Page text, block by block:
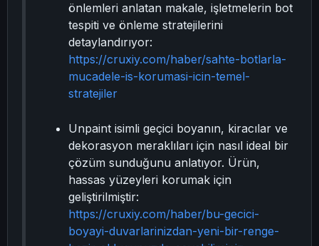
önlemleri anlatan makale, işletmelerin bot
tespiti ve önleme stratejilerini
detaylandırıyor:
https://cruxiy.com/haber/sahte-botlarla-
mucadele-is-korumasi-icin-temel-
stratejiler
Unpaint isimli geçici boyanın, kiracılar ve
dekorasyon meraklıları için nasıl ideal bir
çözüm sunduğunu anlatıyor. Ürün,
hassas yüzeyleri korumak için
geliştirilmiştir:
https://cruxiy.com/haber/bu-gecici-
boyayi-duvarlarinizdan-yeni-bir-renge-